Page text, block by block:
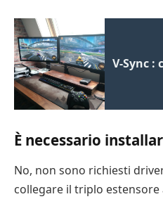
V-Sync :
È necessario
No, non sono richiesti
collegare il triplo estensore